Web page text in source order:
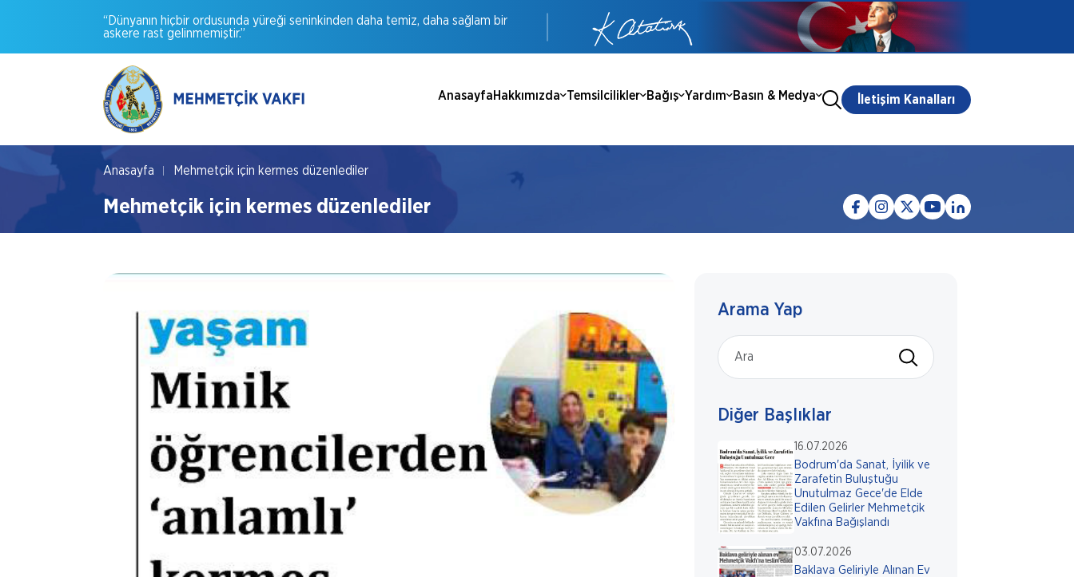
“Dünyanın hiçbir ordusunda yüreği seninkinden daha temiz, daha sağlam bir
askere rast gelinmemiştir.”
AnasayfaHakkımızda Temsilcilikler Bağış Yardım Basın & Medya İletişim Kanalları
Anasayfa Mehmetçik için kermes düzenlediler
Mehmetçik için kermes düzenlediler
Arama Yap
Diğer Başlıklar
16.07.2026
Bodrum'da Sanat, İyilik ve
Zarafetin Buluştuğu
Unutulmaz Gece'de Elde
Edilen Gelirler Mehmetçik
Vakfına Bağışlandı
03.07.2026
Baklava Geliriyle Alınan Ev